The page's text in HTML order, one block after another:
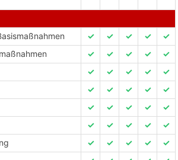
✓ ✓ ✓ ✓
✓
✓ ✓ ✓ ✓
✓
✓ ✓ ✓ ✓
✓
✓ ✓ ✓ ✓
✓
✓ ✓ ✓ ✓
✓
✓ ✓ ✓ ✓
✓
✓ ✓ ✓ ✓
✓